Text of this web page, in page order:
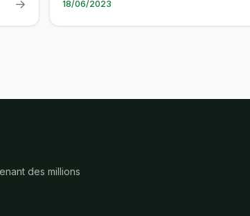
→ 18/06/2023
des millions